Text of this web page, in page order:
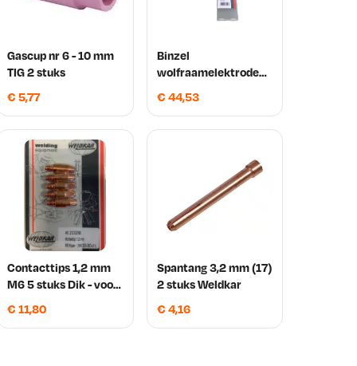
Gascup nr 6 - 10 mm
TIG 2 stuks
€ 5,77
Binzel
wolfraamelektroden
10 stuks
€ 44,53
Contacttips 1,2 mm
M6 5 stuks Dik - voor
€ 11,80
Spantang 3,2 mm (17)
2 stuks Weldkar
€ 4,16